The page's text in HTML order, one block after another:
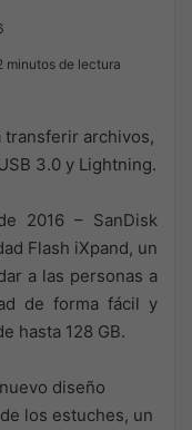
minutos de lectura
transferir archivos,
3.0 y Lightning.
2016 – SanDisk
Flash iXpand, un
a las personas a
de forma fácil y
hasta 128 GB.
diseño
los estuches, un